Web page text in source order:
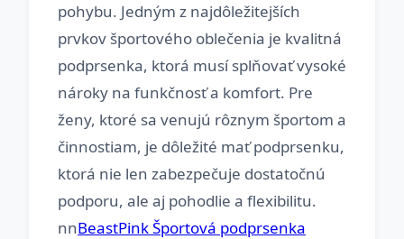
pohybu. Jedným z najdôležitejších
prvkov športového oblečenia je kvalitná
podprsenka, ktorá musí splňovať vysoké
nároky na funkčnosť a komfort. Pre
ženy, ktoré sa venujú rôznym športom a
činnostiam, je dôležité mať podprsenku,
ktorá nie len zabezpečuje dostatočnú
podporu, ale aj pohodlie a flexibilitu.
nnBeastPink Športová podprsenka